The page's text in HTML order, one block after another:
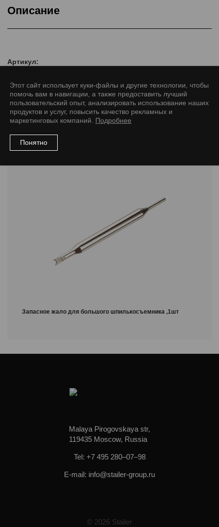
Описание
Артикул:
Рекомендуемые товары
Инструменты
Запасное жало для большого шпилькосъемника ,1шт
Этот сайт использует куки-файлы и другие технологии, чтобы
помочь вам в навигации, а также предоставить лучший
пользовательский опыт, анализировать использование наших
продуктов и услуг, повысить качество рекламных и
маркетинговых компаний. Подробнее
Понятно
© 2026 Stailer
Malaya Pirogovskaya str,
119435 Moscow, Russia
Tel: +7 495 280–07–98
E-mail: info@stailer-group.ru